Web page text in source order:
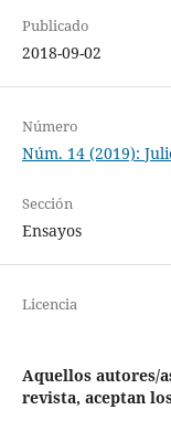
Publicado
2018-09-02
Número
Núm. 14 (2019):
Sección
Ensayos
Licencia
Aquellos autores/
revista, aceptan